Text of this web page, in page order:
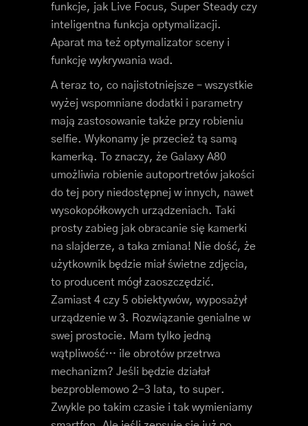
funkcje, jak Live Focus, Super Steady czy
inteligentna funkcja optymalizacji.
Aparat ma też optymalizator sceny i
funkcję wykrywania wad.
A teraz to, co najistotniejsze – wszystkie
wyżej wspomniane dodatki i parametry
mają zastosowanie także przy robieniu
selfie. Wykonamy je przecież tą samą
kamerką. To znaczy, że Galaxy A80
umożliwia robienie autoportretów jakości
do tej pory niedostępnej w innych, nawet
wysokopółkowych urządzeniach. Taki
prosty zabieg jak obracanie się kamerki
na slajderze, a taka zmiana! Nie dość, że
użytkownik będzie miał świetne zdjęcia,
to producent mógł zaoszczędzić.
Zamiast 4 czy 5 obiektywów, wyposażył
urządzenie w 3. Rozwiązanie genialne w
swej prostocie. Mam tylko jedną
wątpliwość… ile obrotów przetrwa
mechanizm? Jeśli będzie działał
bezproblemowo 2-3 lata, to super.
Zwykle po takim czasie i tak wymieniamy